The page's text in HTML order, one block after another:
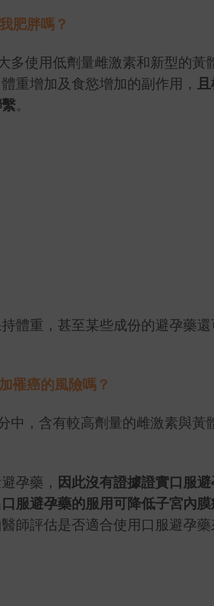
肥胖嗎？
多使用低劑量雌激素和新型的黃
重增加及食慾增加的副作用，
。
體重，甚至某些成份的避孕藥還
罹癌的風險嗎？
中，含有較高劑量的雌激素與黃
孕藥， 因此沒有證據證實口服
服避孕藥的服用可降低子宮內
師評估是否適合使用口服避孕藥